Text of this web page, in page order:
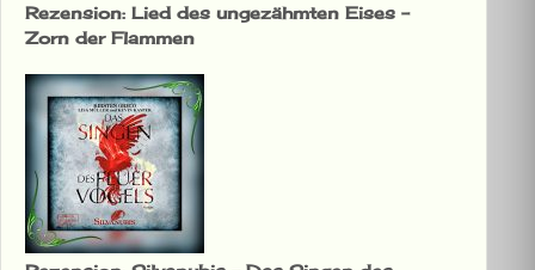
Rezension: Lied des ungezähmten Eises –
Zorn der Flammen